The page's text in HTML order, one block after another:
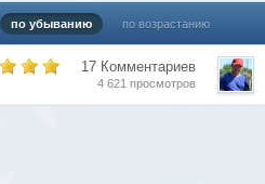
по убыванию по возрастанию
17 Комментариев
4 621 просмотров